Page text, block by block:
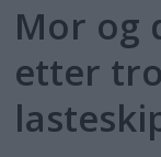
Mor og
etter